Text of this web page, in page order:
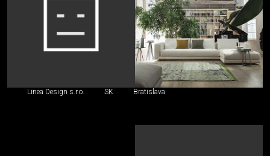
Linea Design s.r.o. SK Bratislava